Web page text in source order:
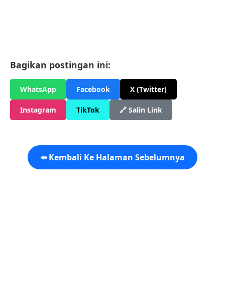
Bagikan postingan ini:
WhatsApp Facebook X (Twitter)
Instagram TikTok 🔗 Salin Link
⬅️ Kembali Ke Halaman Sebelumnya